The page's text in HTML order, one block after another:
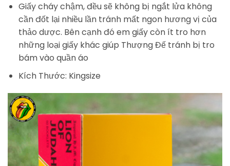
Giấy cháy chậm, đều sẽ không bị ngắt lửa không
cần đốt lại nhiều lần tránh mất ngon hương vị của
thảo dược. Bên cạnh đó em giấy còn ít tro hơn
những loại giấy khác giúp Thượng Đế tránh bị tro
bám vào quần áo
Kích Thước: Kingsize